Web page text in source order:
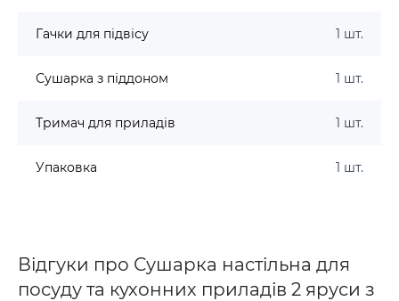
Гачки для підвісу 1 шт.
Сушарка з піддоном 1 шт.
Тримач для приладів 1 шт.
Упаковка 1 шт.
Відгуки про Сушарка настільна для
посуду та кухонних приладів 2 яруси з